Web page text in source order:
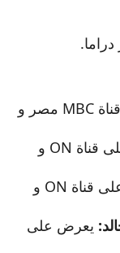
يعرض على قناة MBC مصر و
يعرض على قناة ON و
يعرض على قناة ON و
يعرض على